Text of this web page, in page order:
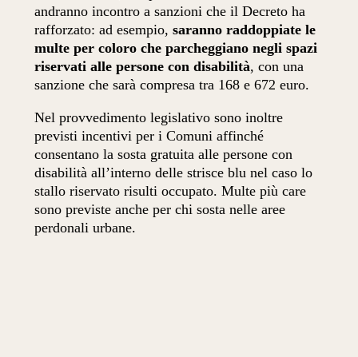
andranno incontro a sanzioni che il Decreto ha
rafforzato: ad esempio,saranno raddoppiate le
multe per coloro che parcheggiano negli spazi
riservati alle persone con disabilità, con una
sanzione che sarà compresa tra 168 e 672 euro.
Nel provvedimento legislativo sono inoltre
previsti incentivi per i Comuni affinché
consentano la sosta gratuita alle persone con
disabilità all’interno delle strisce blu nel caso lo
stallo riservato risulti occupato. Multe più care
sono previste anche per chi sosta nelle aree
perdonali urbane.